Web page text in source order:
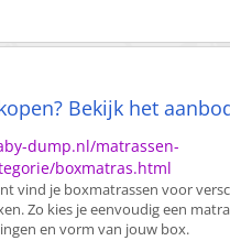
Bekijk het
dump.nl/matrassen-
boxmatras.html
vind je boxmatrassen voor
Zo kies je eenvoudig een
en vorm van jouw box.